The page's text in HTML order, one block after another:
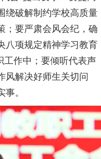
绕破解制约学校高质量
；要严肃会风会纪，确
八项规定精神学习教育
工作中；要倾听代表声
风解决好师生关切问
。